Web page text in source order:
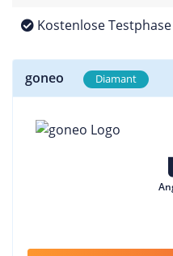
Kostenlose Testphase
goneo Diamant